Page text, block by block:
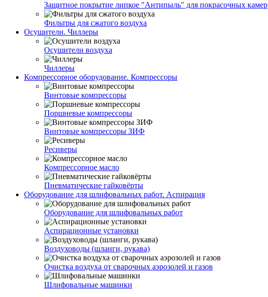
Защитное покрытие липкое "Антипыль" для покрасочных камер
Фильтры для сжатого воздуха
Осушители. Чиллеры
Осушители воздуха
Чиллеры
Компрессорное оборудование. Компрессоры
Винтовые компрессоры
Поршневые компрессоры
Винтовые компрессоры ЗИФ
Ресиверы
Компрессорное масло
Пневматические гайковёрты
Оборудование для шлифовальных работ. Аспирация
Оборудование для шлифовальных работ
Аспирационные установки
Воздуховоды (шланги, рукава)
Очистка воздуха от сварочных аэрозолей и газов
Шлифовальные машинки